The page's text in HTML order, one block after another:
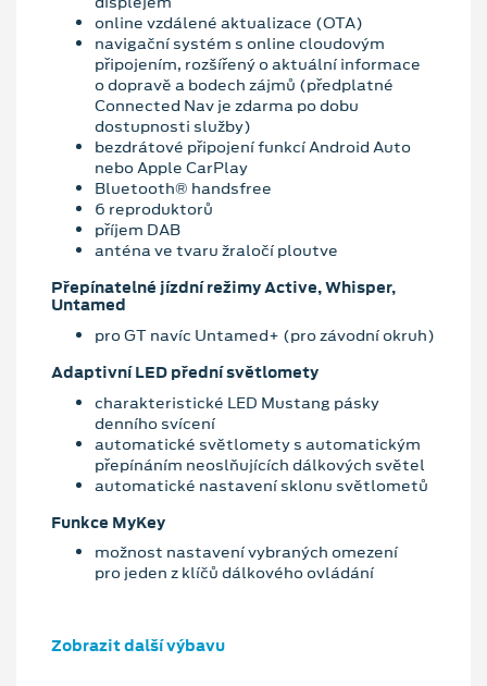
online vzdálené aktualizace (OTA)
navigační systém s online cloudovým
připojením, rozšířený o aktuální informace
o dopravě a bodech zájmů (předplatné
Connected Nav je zdarma po dobu
dostupnosti služby)
bezdrátové připojení funkcí Android Auto
nebo Apple CarPlay
Bluetooth® handsfree
6 reproduktorů
příjem DAB
anténa ve tvaru žraločí ploutve
Přepínatelné jízdní režimy Active, Whisper,
Untamed
pro GT navíc Untamed+ (pro závodní okruh)
Adaptivní LED přední světlomety
charakteristické LED Mustang pásky
denního svícení
automatické světlomety s automatickým
přepínáním neoslňujících dálkových světel
automatické nastavení sklonu světlometů
Funkce MyKey
možnost nastavení vybraných omezení
pro jeden z klíčů dálkového ovládání
Zobrazit další výbavu